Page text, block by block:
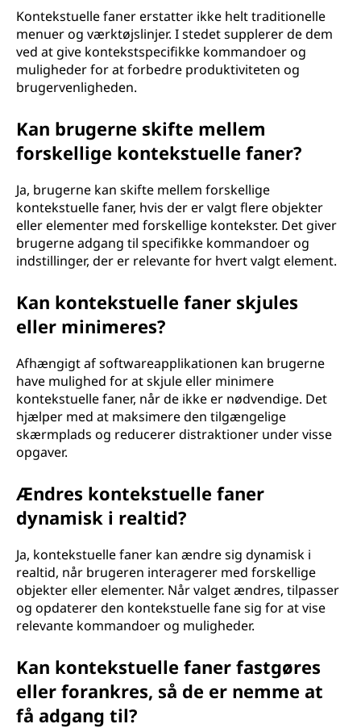
Kontekstuelle faner erstatter ikke helt traditionelle
menuer og værktøjslinjer. I stedet supplerer de dem
ved at give kontekstspecifikke kommandoer og
muligheder for at forbedre produktiviteten og
brugervenligheden.
Kan brugerne skifte mellem
forskellige kontekstuelle faner?
Ja, brugerne kan skifte mellem forskellige
kontekstuelle faner, hvis der er valgt flere objekter
eller elementer med forskellige kontekster. Det giver
brugerne adgang til specifikke kommandoer og
indstillinger, der er relevante for hvert valgt element.
Kan kontekstuelle faner skjules
eller minimeres?
Afhængigt af softwareapplikationen kan brugerne
have mulighed for at skjule eller minimere
kontekstuelle faner, når de ikke er nødvendige. Det
hjælper med at maksimere den tilgængelige
skærmplads og reducerer distraktioner under visse
opgaver.
Ændres kontekstuelle faner
dynamisk i realtid?
Ja, kontekstuelle faner kan ændre sig dynamisk i
realtid, når brugeren interagerer med forskellige
objekter eller elementer. Når valget ændres, tilpasser
og opdaterer den kontekstuelle fane sig for at vise
relevante kommandoer og muligheder.
Kan kontekstuelle faner fastgøres
eller forankres, så de er nemme at
få adgang til?